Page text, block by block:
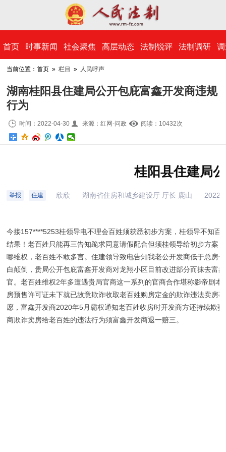
​首页 时事新闻 社会聚焦 高层动态 法制锐评 法制调研
当前位置：首页 »栏目 » 人民呼声
湖南桂阳县住建局公开包庇富鑫开发商违规
行为
时间：2022-04-30 来源：红网-问政 阅读：10432次
桂阳县住建局
举报 住建 欣欣 湖南省住房和城乡建设厅 厅长 鹿山 2022-
今接157****5253桂领导电不理会百姓须获悉初步方案，桂领导不知
结果！老百姓只能再三告知跪求同意请假配合但须桂领导给初步方案
哪维权，老百姓不敢多言。住建领导致电告知我老公开发商低于总房
白颠倒，贵局公开包庇富鑫开发商对龙翔小区目前改进部分而抹去富
官。老百姓维权2年多遭遇贵局官商这一系列的官商合作堪称影帝剧
房预售许可证未下就已故意欺诈收取老百姓购房定金的欺诈违法卖房
愿，富鑫开发商2020年5月霸权通知老百姓收房时开发商方还持续欺
商欺诈卖房给老百姓的违法行为须富鑫开发商退一赔三。